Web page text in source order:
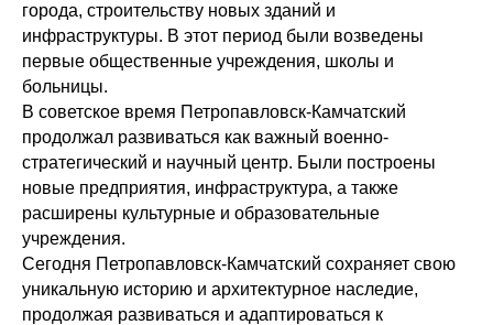
города, строительству новых зданий и
инфраструктуры. В этот период были возведены
первые общественные учреждения, школы и
больницы.
В советское время Петропавловск-Камчатский
продолжал развиваться как важный военно-
стратегический и научный центр. Были построены
новые предприятия, инфраструктура, а также
расширены культурные и образовательные
учреждения.
Сегодня Петропавловск-Камчатский сохраняет свою
уникальную историю и архитектурное наследие,
продолжая развиваться и адаптироваться к